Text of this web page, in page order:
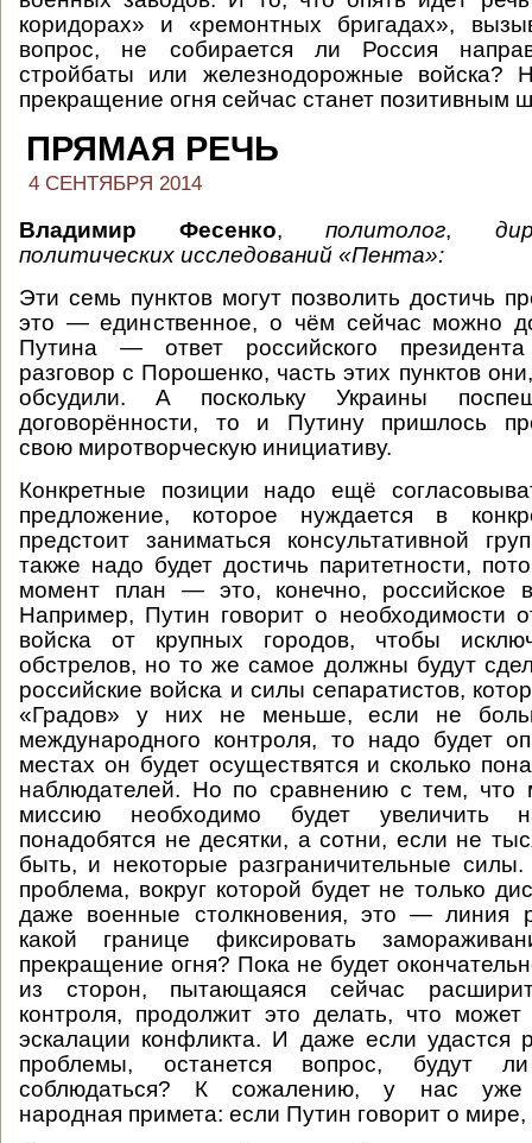
коридорах» и «ремонтных бригадах»,
вопрос, не собирается ли Россия
стройбаты или железнодорожные войска?
прекращение огня сейчас станет позитивным
ПРЯМАЯ РЕЧЬ
4 СЕНТЯБРЯ 2014
Владимир Фесенко,политолог,
политических исследований «Пента»:
Эти семь пунктов могут позволить достичь
это — единственное, о чём сейчас можно
Путина — ответ российского
разговор с Порошенко, часть этих пунктов
обсудили. А поскольку Украины
договорённости, то и Путину пришлось
свою миротворческую инициативу.
Конкретные позиции надо ещё
предложение, которое нуждается в
предстоит заниматься консультативной
также надо будет достичь паритетности,
момент план — это, конечно, российское
Например, Путин говорит о необходимости
войска от крупных городов, чтобы
обстрелов, но то же самое должны будут
российские войска и силы сепаратистов,
«Градов» у них не меньше, если не
международного контроля, то надо будет
местах он будет осуществятся и сколько
наблюдателей. Но по сравнению с тем,
миссию необходимо будет увеличить
понадобятся не десятки, а сотни, если не
быть, и некоторые разграничительные
проблема, вокруг которой будет не только
даже военные столкновения, это — линия
какой границе фиксировать
прекращение огня? Пока не будет
из сторон, пытающаяся сейчас
контроля, продолжит это делать, что
эскалации конфликта. И даже если удастся
проблемы, останется вопрос, будут ли
соблюдаться? К сожалению, у нас уже
народная примета: если Путин говорит о мире,